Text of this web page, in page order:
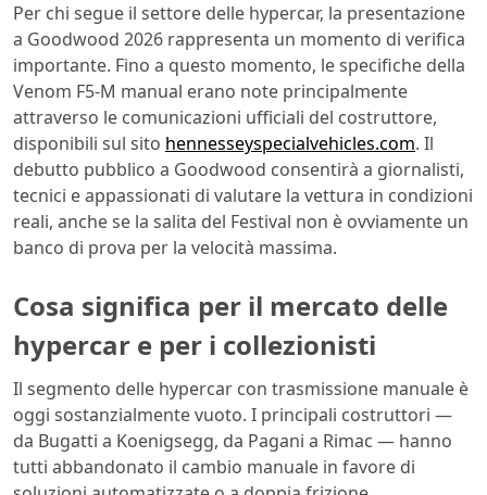
Per chi segue il settore delle hypercar, la presentazione
a Goodwood 2026 rappresenta un momento di verifica
importante. Fino a questo momento, le specifiche della
Venom F5-M manual erano note principalmente
attraverso le comunicazioni ufficiali del costruttore,
disponibili sul sito hennesseyspecialvehicles.com. Il
debutto pubblico a Goodwood consentirà a giornalisti,
tecnici e appassionati di valutare la vettura in condizioni
reali, anche se la salita del Festival non è ovviamente un
banco di prova per la velocità massima.
Cosa significa per il mercato delle
hypercar e per i collezionisti
Il segmento delle hypercar con trasmissione manuale è
oggi sostanzialmente vuoto. I principali costruttori —
da Bugatti a Koenigsegg, da Pagani a Rimac — hanno
tutti abbandonato il cambio manuale in favore di